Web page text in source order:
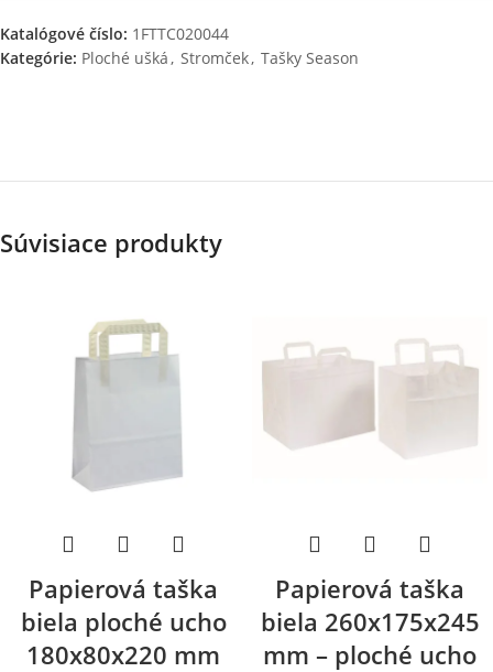
Katalógové číslo: 1FTTC020044
Kategórie: Ploché ušká, Stromček, Tašky Season
Súvisiace produkty
Papierová taška
biela ploché ucho
180x80x220 mm
Papierová taška
biela 260x175x245
mm – ploché ucho